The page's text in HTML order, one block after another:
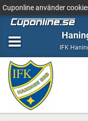
Cuponline använder
IFK